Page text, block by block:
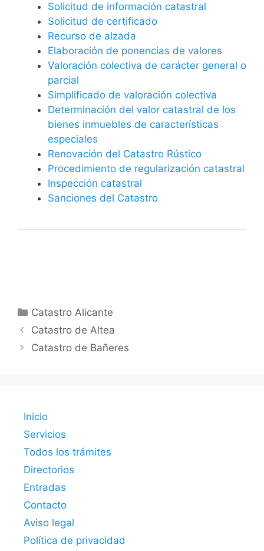
Solicitud de información catastral
Solicitud de certificado
Recurso de alzada
Elaboración de ponencias de valores
Valoración colectiva de carácter general o
parcial
Simplificado de valoración colectiva
Determinación del valor catastral de los
bienes inmuebles de características
especiales
Renovación del Catastro Rústico
Procedimiento de regularización catastral
Inspección catastral
Sanciones del Catastro
Categorías
Catastro Alicante
Catastro de Altea
Catastro de Bañeres
Inicio
Servicios
Todos los trámites
Directorios
Entradas
Contacto
Aviso legal
Política de privacidad